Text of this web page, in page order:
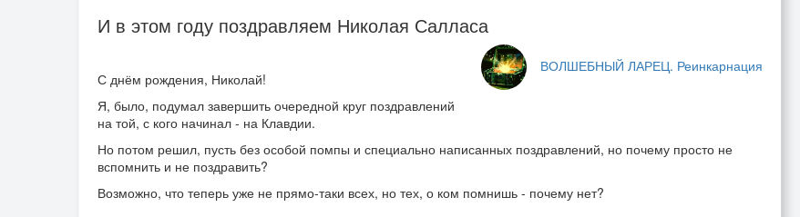
И в этом году поздравляем Николая Салласа
ВОЛШЕБНЫЙ ЛАРЕЦ. Реинкарнация
С днём рождения, Николай!
Я, было, подумал завершить очередной круг поздравлений
на той, с кого начинал - на Клавдии.
Но потом решил, пусть без особой помпы и специально написанных поздравлений, но почему просто не
вспомнить и не поздравить?
Возможно, что теперь уже не прямо-таки всех, но тех, о ком помнишь - почему нет?